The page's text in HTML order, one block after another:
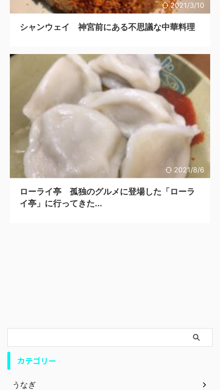
2021/3/10
シャンウェイ 神宮前にある不思議な中華料理
2021/8/6
ローライ亭 孤独のグルメに登場した「ローラ
イ亭」に行ってきた...
カテゴリー
うなぎ